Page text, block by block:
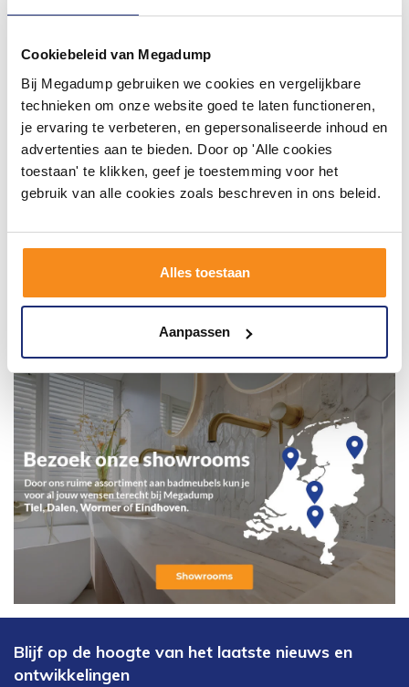
Cookiebeleid van Megadump
Bij Megadump gebruiken we cookies en vergelijkbare
technieken om onze website goed te laten functioneren,
je ervaring te verbeteren, en gepersonaliseerde inhoud en
advertenties aan te bieden. Door op 'Alle cookies
toestaan' te klikken, geef je toestemming voor het
gebruik van alle cookies zoals beschreven in ons beleid.
Alles toestaan
Aanpassen
#mijndroombadkamer
badkamer op Instagram met #mijndroombadkamer
inspirerende omgeving vol met unieke
badkamerstijlen. Doe je mee?
Blijf op de hoogte van het laatste nieuws en
ontwikkelingen